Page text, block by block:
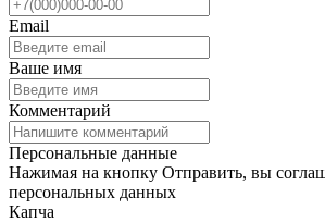
Email
Ваше имя
Комментарий
Персональные данные
Нажимая на кнопку Отправить, вы
персональных данных
Капча